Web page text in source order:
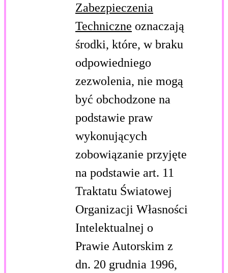
Zabezpieczenia
Techniczne oznaczają
środki, które, w braku
odpowiedniego
zezwolenia, nie mogą
być obchodzone na
podstawie praw
wykonujących
zobowiązanie przyjęte
na podstawie art. 11
Traktatu Światowej
Organizacji Własności
Intelektualnej o
Prawie Autorskim z
dn. 20 grudnia 1996,